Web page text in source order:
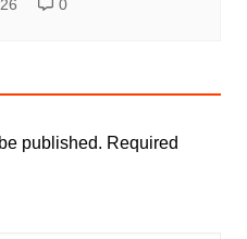
0
published. Required